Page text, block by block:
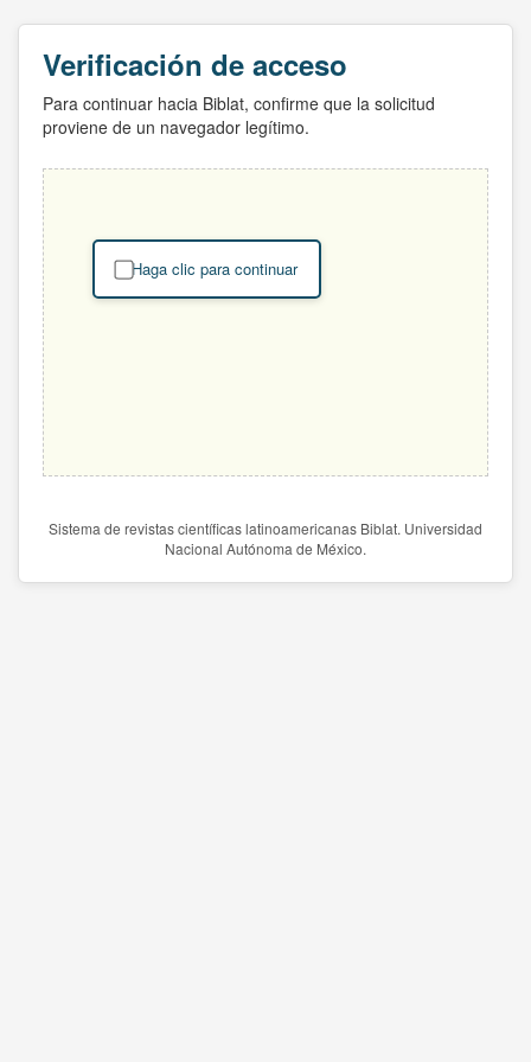
Verificación de acceso
Para continuar hacia Biblat, confirme que la solicitud
proviene de un navegador legítimo.
Haga clic para continuar
Sistema de revistas científicas latinoamericanas Biblat. Universidad
Nacional Autónoma de México.